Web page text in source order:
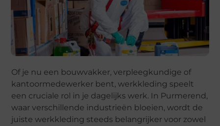
Of je nu een bouwvakker, verpleegkundige of
kantoormedewerker bent, werkkleding speelt
een cruciale rol in je dagelijks werk. In Purmerend,
waar verschillende industrieën bloeien, wordt de
juiste werkkleding steeds belangrijker voor zowel